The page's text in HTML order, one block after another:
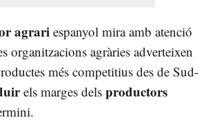
agrari espanyol mira amb atenció
organitzacions agràries adverteixen
més competitius des de Sud-
els marges dels productors